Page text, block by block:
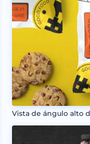
Vista de ángulo alto